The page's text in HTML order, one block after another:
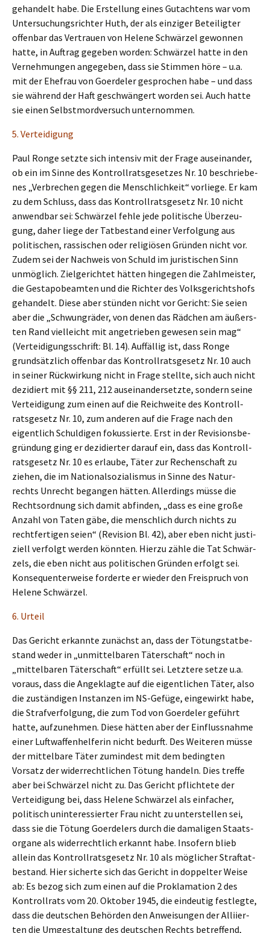
gehan­delt habe. Die Erstel­lung eines Gutach­tens war vom
Unter­su­chungs­rich­ter Huth, der als einzi­ger Betei­lig­ter
offen­bar das Vertrau­en von Helene Schwär­zel gewon­nen
hatte, in Auftrag gegeben worden: Schwär­zel hatte in den
Verneh­mun­gen angege­ben, dass sie Stimmen höre – u.a.
mit der Ehefrau von Goerde­ler gespro­chen habe – und dass
sie während der Haft geschwän­gert worden sei. Auch hatte
sie einen Selbst­mord­ver­such unternommen.
5. Vertei­di­gung
Paul Ronge setzte sich inten­siv mit der Frage ausein­an­der,
ob ein im Sinne des Kontroll­rats­ge­set­zes Nr. 10 beschrie­be­
nes „Verbre­chen gegen die Mensch­lich­keit“ vorlie­ge. Er kam
zu dem Schluss, dass das Kontroll­rats­ge­setz Nr. 10 nicht
anwend­bar sei: Schwär­zel fehle jede politi­sche Überzeu­
gung, daher liege der Tatbe­stand einer Verfol­gung aus
politi­schen, rassi­schen oder religiö­sen Gründen nicht vor.
Zudem sei der Nachweis von Schuld im juris­ti­schen Sinn
unmög­lich. Zielge­rich­tet hätten hinge­gen die Zahlmeis­ter,
die Gesta­po­be­am­ten und die Richter des Volks­ge­richts­hofs
gehan­delt. Diese aber stünden nicht vor Gericht: Sie seien
aber die „Schwung­rä­der, von denen das Rädchen am äußers­
ten Rand vielleicht mit angetrie­ben gewesen sein mag“
(Vertei­di­gungs­schrift: Bl. 14). Auffäl­lig ist, dass Ronge
grund­sätz­lich offen­bar das Kontroll­rats­ge­setz Nr. 10 auch
in seiner Rückwir­kung nicht in Frage stell­te, sich auch nicht
dezidiert mit §§ 211, 212 ausein­an­der­setz­te, sondern seine
Vertei­di­gung zum einen auf die Reich­wei­te des Kontroll­
rats­ge­setz Nr. 10, zum anderen auf die Frage nach den
eigent­lich Schul­di­gen fokus­sier­te. Erst in der Revisi­ons­be­
grün­dung ging er dezidier­ter darauf ein, dass das Kontroll­
rats­ge­setz Nr. 10 es erlau­be, Täter zur Rechen­schaft zu
ziehen, die im Natio­nal­so­zia­lis­mus in Sinne des Natur­
rechts Unrecht began­gen hätten. Aller­dings müsse die
Rechts­ord­nung sich damit abfin­den, „dass es eine große
Anzahl von Taten gäbe, die mensch­lich durch nichts zu
recht­fer­ti­gen seien“ (Revisi­on Bl. 42), aber eben nicht justi­
zi­ell verfolgt werden könnten. Hierzu zähle die Tat Schwär­
zels, die eben nicht aus politi­schen Gründen erfolgt sei.
Konse­quen­ter­wei­se forder­te er wieder den Freispruch von
Helene Schwärzel.
6. Urteil
Das Gericht erkann­te zunächst an, dass der Tötungs­tat­be­
stand weder in „unmit­tel­ba­ren Täter­schaft“ noch in
„mittel­ba­ren Täter­schaft“ erfüllt sei. Letzte­re setze u.a.
voraus, dass die Angeklag­te auf die eigent­li­chen Täter, also
die zustän­di­gen Instan­zen im NS-Gefüge, einge­wirkt habe,
die Straf­ver­fol­gung, die zum Tod von Goerde­ler geführt
hatte, aufzu­neh­men. Diese hätten aber der Einfluss­nah­me
einer Luftwaf­fen­hel­fe­rin nicht bedurft. Des Weite­ren müsse
der mittel­ba­re Täter zumin­dest mit dem beding­ten
Vorsatz der wider­recht­li­chen Tötung handeln. Dies treffe
aber bei Schwär­zel nicht zu. Das Gericht pflich­te­te der
Vertei­di­gung bei, dass Helene Schwär­zel als einfa­cher,
politisch uninter­es­sier­ter Frau nicht zu unter­stel­len sei,
dass sie die Tötung Goerde­lers durch die damali­gen Staats­
or­ga­ne als wider­recht­lich erkannt habe. Insofern blieb
allein das Kontroll­rats­ge­setz Nr. 10 als mögli­cher Straf­tat­
be­stand. Hier sicher­te sich das Gericht in doppel­ter Weise
ab: Es bezog sich zum einen auf die Prokla­ma­ti­on 2 des
Kontroll­rats vom 20. Oktober 1945, die eindeu­tig festleg­te,
dass die deutschen Behör­den den Anwei­sun­gen der Alliier­
ten die Umgestal­tung des deutschen Rechts betref­fend,